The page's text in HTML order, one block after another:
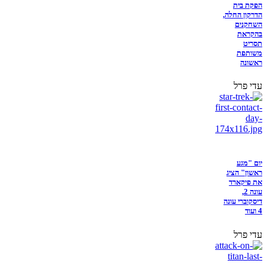
הפקת בית
הדרקון החלה,
השחקנים
בהקראת
תסריט
משותפת
ראשונה
עדי פרל
יום "מגע
ראשון" הציג
את פיקארד
עונה 2,
דיסקוברי עונה
4 ועוד
עדי פרל